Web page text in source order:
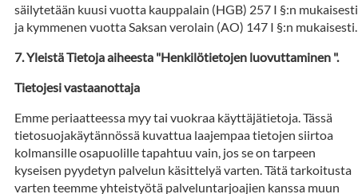
säilytetään kuusi vuotta kauppalain (HGB) 257 I §:n mukaisesti
ja kymmenen vuotta Saksan verolain (AO) 147 I §:n mukaisesti.
Yleistä Tietoja aiheesta "Henkilötietojen luovuttaminen ".
Tietojesi vastaanottaja
Emme periaatteessa myy tai vuokraa käyttäjätietoja. Tässä
tietosuojakäytännössä kuvattua laajempaa tietojen siirtoa
kolmansille osapuolille tapahtuu vain, jos se on tarpeen
kyseisen pyydetyn palvelun käsittelyä varten. Tätä tarkoitusta
varten teemme yhteistyötä palveluntarjoajien kanssa muun